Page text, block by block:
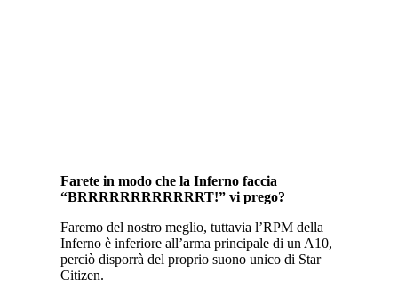
Farete in modo che la Inferno faccia
“BRRRRRRRRRRRRT!” vi prego?
Faremo del nostro meglio, tuttavia l’RPM della
Inferno è inferiore all’arma principale di un A10,
perciò disporrà del proprio suono unico di Star
Citizen.